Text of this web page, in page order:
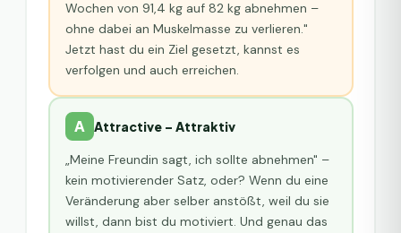
Wochen von 91,4 kg auf 82 kg abnehmen –
ohne dabei an Muskelmasse zu verlieren."
Jetzt hast du ein Ziel gesetzt, kannst es
verfolgen und auch erreichen.
A Attractive – Attraktiv
„Meine Freundin sagt, ich sollte abnehmen" –
kein motivierender Satz, oder? Wenn du eine
Veränderung aber selber anstößt, weil du sie
willst, dann bist du motiviert. Und genau das